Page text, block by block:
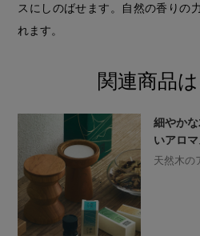
スにしのばせます。自然の香りの
れます。
関連商品
細やか
いアロ
天然木の